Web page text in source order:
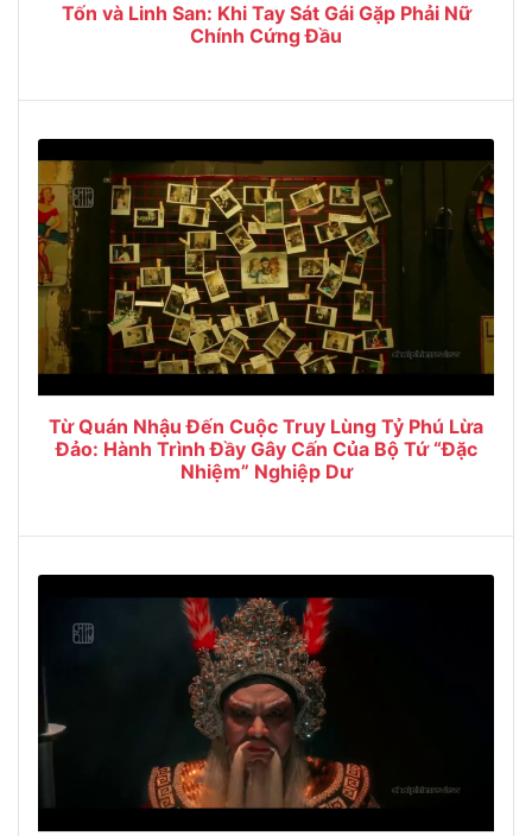
Tốn và Linh San: Khi Tay Sát Gái Gặp Phải Nữ
Chính Cứng Đầu
Từ Quán Nhậu Đến Cuộc Truy Lùng Tỷ Phú Lừa
Đảo: Hành Trình Đầy Gây Cấn Của Bộ Tứ “Đặc
Nhiệm” Nghiệp Dư